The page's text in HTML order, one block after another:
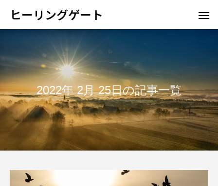
ヒーリングゲート
2022年 2月 25日の記事一覧